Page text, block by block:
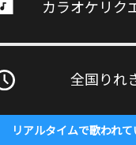
カラオケリク
全国りれ
リアルタイムで歌われ